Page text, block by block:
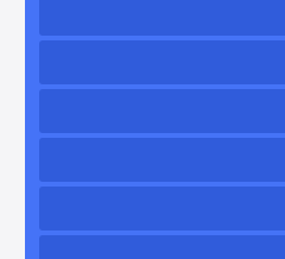
منتشر شد